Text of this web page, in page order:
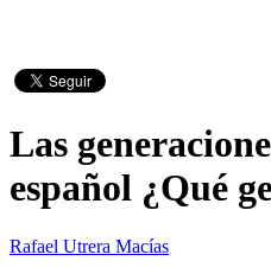
Las
español ¿Qué
Rafael Utrera Macías